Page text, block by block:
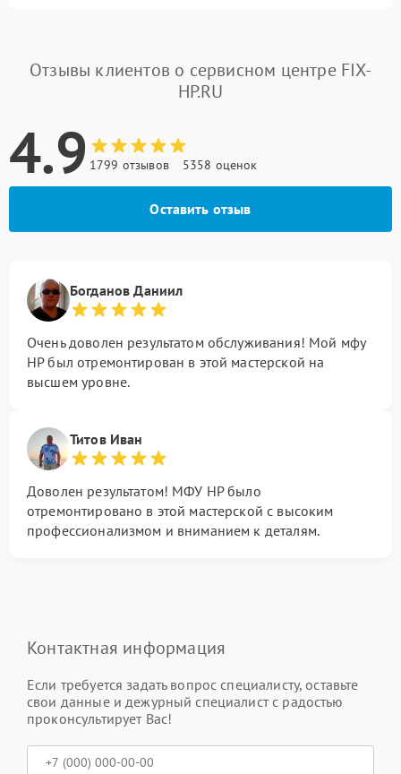
Отзывы клиентов о сервисном центре FIX-
HP.RU
4.9 1799 отзывов 5358 оценок
Оставить отзыв
Богданов Даниил
Очень доволен результатом обслуживания! Мой мфу
HP был отремонтирован в этой мастерской на
высшем уровне.
Титов Иван
Доволен результатом! МФУ HP было
отремонтировано в этой мастерской с высоким
профессионализмом и вниманием к деталям.
Контактная информация
Если требуется задать вопрос специалисту, оставьте
свои данные и дежурный специалист с радостью
проконсультирует Вас!